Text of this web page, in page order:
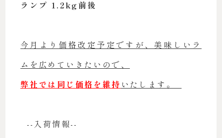
ランプ 1.2kg前後
今月より価格改定予定ですが、美味しいラ
ムを広めていきたいので、
弊社では同じ価格を維持 いたします。
--入荷情報--